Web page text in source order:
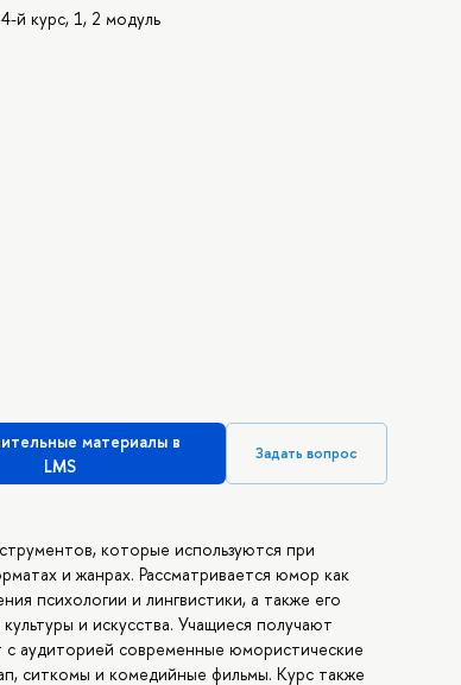
4-й курс, 1, 2 модуль
материалы в
LMS
Задать вопрос
которые используются при
и жанрах. Рассматривается юмор как
психологии и лингвистики, а также его
и искусства. Учащиеся получают
аудиторией современные юмористические
ситкомы и комедийные фильмы. Курс также